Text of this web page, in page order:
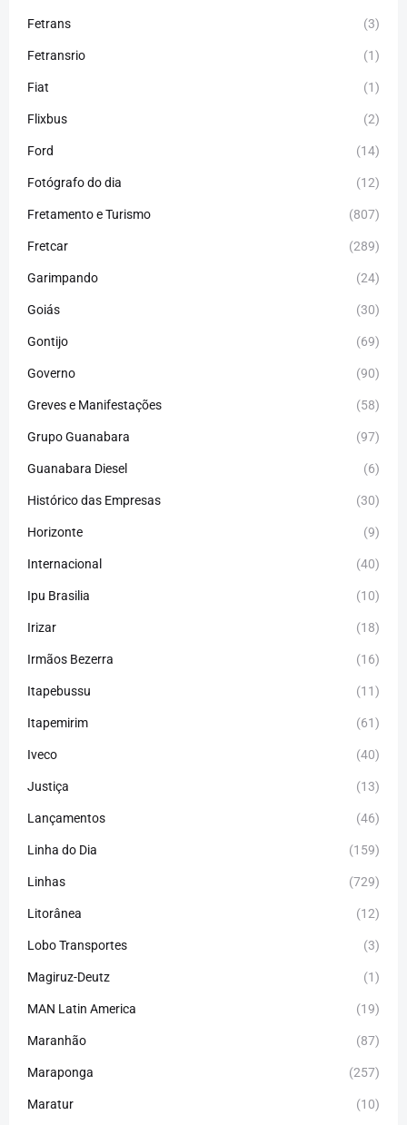
Fetrans (3)
Fetransrio (1)
Fiat (1)
Flixbus (2)
Ford (14)
Fotógrafo do dia (12)
Fretamento e Turismo (807)
Fretcar (289)
Garimpando (24)
Goiás (30)
Gontijo (69)
Governo (90)
Greves e Manifestações (58)
Grupo Guanabara (97)
Guanabara Diesel (6)
Histórico das Empresas (30)
Horizonte (9)
Internacional (40)
Ipu Brasilia (10)
Irizar (18)
Irmãos Bezerra (16)
Itapebussu (11)
Itapemirim (61)
Iveco (40)
Justiça (13)
Lançamentos (46)
Linha do Dia (159)
Linhas (729)
Litorânea (12)
Lobo Transportes (3)
Magiruz-Deutz (1)
MAN Latin America (19)
Maranhão (87)
Maraponga (257)
Maratur (10)